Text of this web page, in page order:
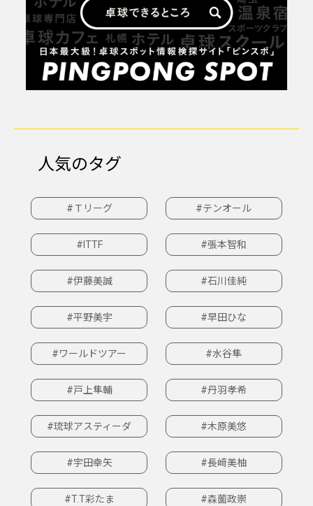
人気のタグ
#Ｔリーグ #テンオール
#ITTF #張本智和
#伊藤美誠 #石川佳純
#平野美宇 #早田ひな
#ワールドツアー #水谷隼
#戸上隼輔 #丹羽孝希
#琉球アスティーダ #木原美悠
#宇田幸矢 #長﨑美柚
#T.T彩たま #森薗政崇